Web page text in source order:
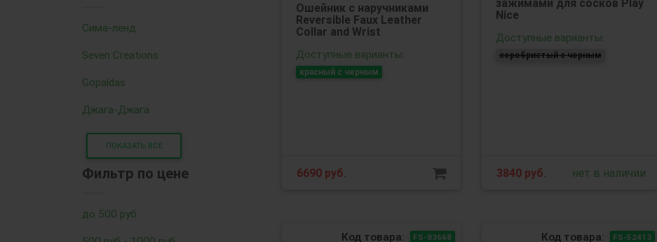
Сима-ленд
Seven Creations
Gopaldas
Джага-Джага
ПОКАЗАТЬ ВСЕ
Фильтр по цене
до 500 руб
Ошейник с наручниками
Reversible Faux Leather
Collar and Wrist
Доступные варианты:
красный с черным
6690 руб.
зажимами для сосков Play
Nice
Доступные варианты:
серебристый с черным
3840руб. нет в наличии
Код товара: FS-83668 Код товара: FS-52413